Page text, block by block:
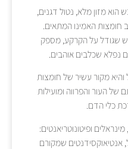
הוא מזון מלא, נטול דגנים,
חומצות האמינו המתאים.
שגודל על הקרקע, מספק
נפלא שכלבים אוהבים.
מקור עשיר של חומצות
של העור והפרווה ומועילות
כלי הדם.
ופיטונוטריאנטים:
אנטיאוקסידנטים שמקורם